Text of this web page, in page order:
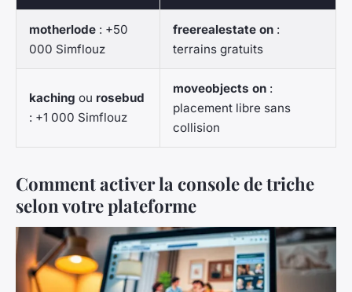
motherlode : +50
000 Simflouz
freerealestate on :
terrains gratuits
kaching ou rosebud
: +1 000 Simflouz
moveobjects on :
placement libre sans
collision
Comment activer la console de triche
selon votre plateforme